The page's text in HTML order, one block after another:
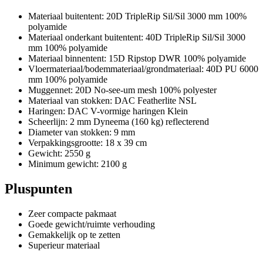
Materiaal buitentent: 20D TripleRip Sil/Sil 3000 mm 100%
polyamide
Materiaal onderkant buitentent: 40D TripleRip Sil/Sil 3000
mm 100% polyamide
Materiaal binnentent: 15D Ripstop DWR 100% polyamide
Vloermateriaal/bodemmateriaal/grondmateriaal: 40D PU 6000
mm 100% polyamide
Muggennet: 20D No-see-um mesh 100% polyester
Materiaal van stokken: DAC Featherlite NSL
Haringen: DAC V-vormige haringen Klein
Scheerlijn: 2 mm Dyneema (160 kg) reflecterend
Diameter van stokken: 9 mm
Verpakkingsgrootte: 18 x 39 cm
Gewicht: 2550 g
Minimum gewicht: 2100 g
Pluspunten
Zeer compacte pakmaat
Goede gewicht/ruimte verhouding
Gemakkelijk op te zetten
Superieur materiaal